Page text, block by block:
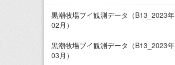
黒潮牧場ブイ観測データ（B13_2023年
02月）
黒潮牧場ブイ観測データ（B13_2023年
03月）